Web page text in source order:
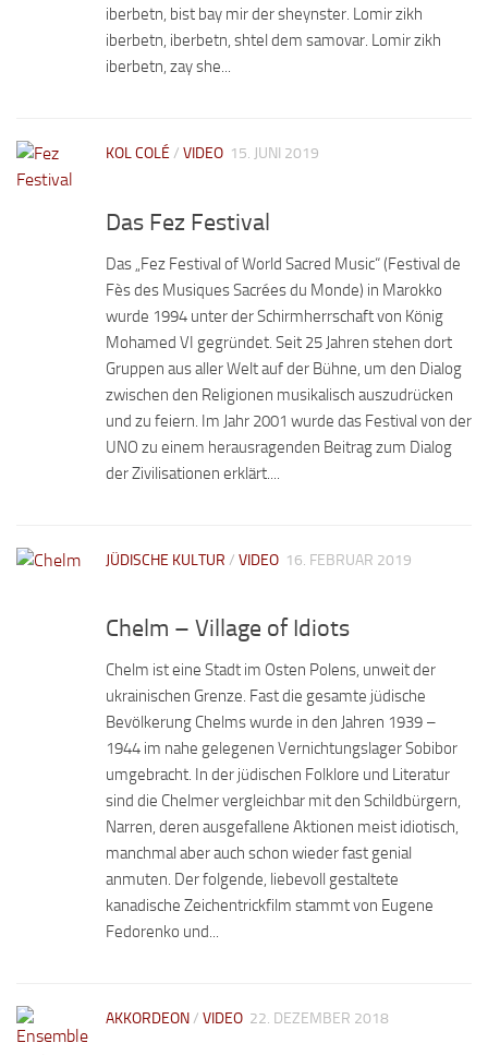
iberbetn, bist bay mir der sheynster. Lomir zikh
iberbetn, iberbetn, shtel dem samovar. Lomir zikh
iberbetn, zay she...
KOL COLÉ / VIDEO 15. JUNI 2019
Das Fez Festival
Das „Fez Festival of World Sacred Music“ (Festival de
Fès des Musiques Sacrées du Monde) in Marokko
wurde 1994 unter der Schirmherrschaft von König
Mohamed VI gegründet. Seit 25 Jahren stehen dort
Gruppen aus aller Welt auf der Bühne, um den Dialog
zwischen den Religionen musikalisch auszudrücken
und zu feiern. Im Jahr 2001 wurde das Festival von der
UNO zu einem herausragenden Beitrag zum Dialog
der Zivilisationen erklärt....
JÜDISCHE KULTUR / VIDEO 16. FEBRUAR 2019
Chelm – Village of Idiots
Chelm ist eine Stadt im Osten Polens, unweit der
ukrainischen Grenze. Fast die gesamte jüdische
Bevölkerung Chelms wurde in den Jahren 1939 –
1944 im nahe gelegenen Vernichtungslager Sobibor
umgebracht. In der jüdischen Folklore und Literatur
sind die Chelmer vergleichbar mit den Schildbürgern,
Narren, deren ausgefallene Aktionen meist idiotisch,
manchmal aber auch schon wieder fast genial
anmuten. Der folgende, liebevoll gestaltete
kanadische Zeichentrickfilm stammt von Eugene
Fedorenko und...
AKKORDEON/ VIDEO 22. DEZEMBER 2018